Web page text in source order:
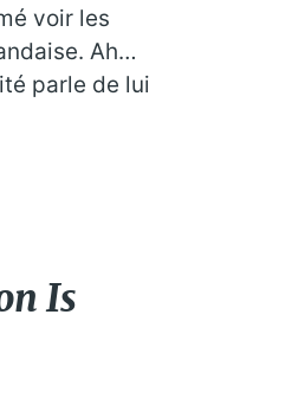
voir les
Ah…
parle de lui
Is